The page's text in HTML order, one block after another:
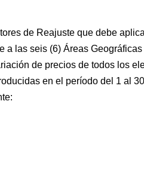
de Reajuste que debe
a las seis (6) Áreas
de precios de todos los
en el período del 1 al